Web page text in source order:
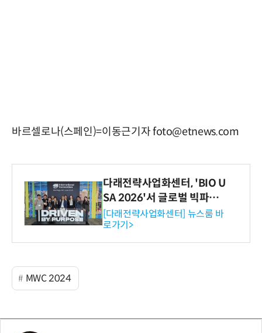
바르셀로나(스페인)=이동근기자 foto@etnews.com
다래전략사업화센터, 'BIO U
SA 2026'서 글로벌 빅파마
와의 비즈니스 미팅 지원…K
-바이오 해외 진출 교두보 확
보
[다래전략사업화센터] 뉴스룸 바
로가기>
MWC 2024